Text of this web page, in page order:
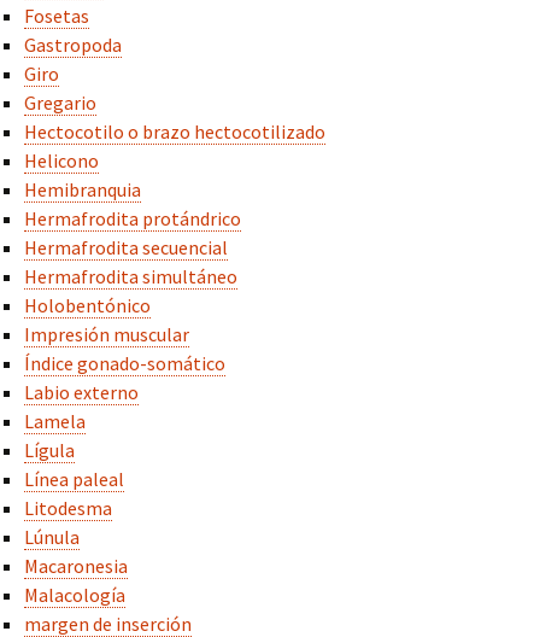
Fosetas
Gastropoda
Giro
Gregario
Hectocotilo o brazo hectocotilizado
Helicono
Hemibranquia
Hermafrodita protándrico
Hermafrodita secuencial
Hermafrodita simultáneo
Holobentónico
Impresión muscular
Índice gonado-somático
Labio externo
Lamela
Lígula
Línea paleal
Litodesma
Lúnula
Macaronesia
Malacología
margen de inserción